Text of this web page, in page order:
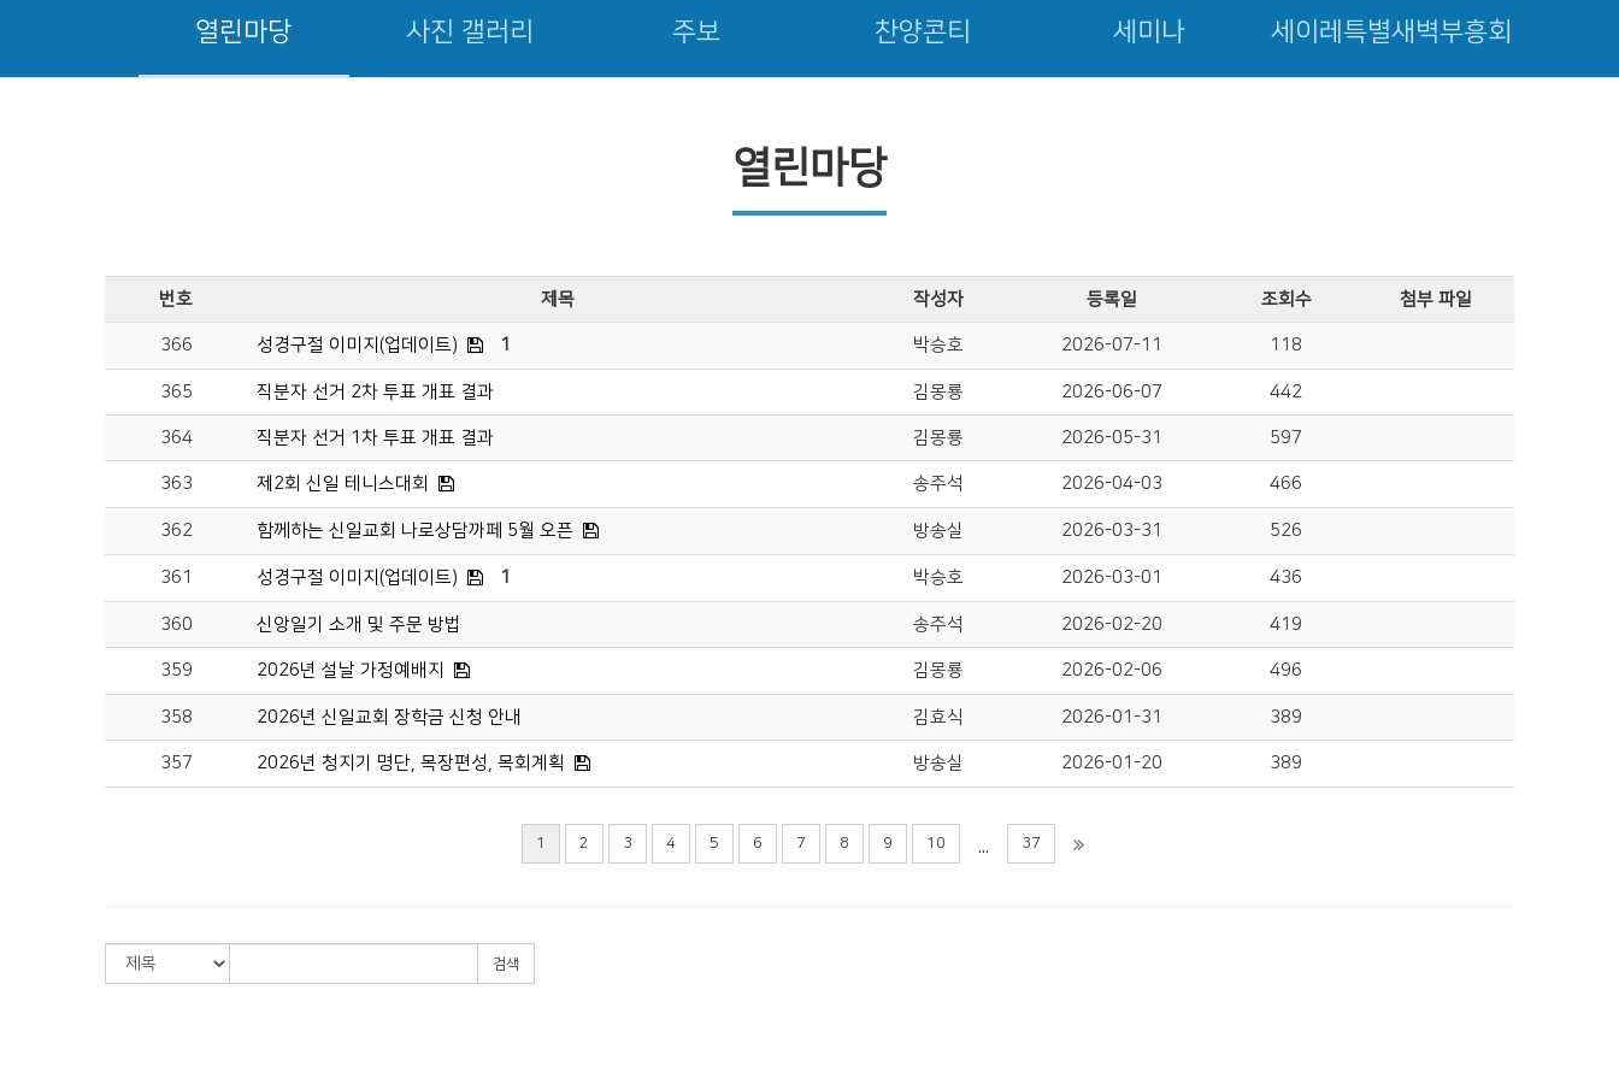
열린마당 사진 갤러리 주보 찬양콘티 세미나 세이레특별새벽부흥회
열린마당
번호 제목 작성자 등록일 조회수 첨부 파일
366 성경구절 이미지(업데이트) 1 박승호 2026-07-11 118
365 직분자 선거 2차 투표 개표 결과 김몽룡 2026-06-07 442
364 직분자 선거 1차 투표 개표 결과 김몽룡 2026-05-31 597
363 제2회 신일 테니스대회 송주석 2026-04-03 466
362 함께하는 신일교회 나로상담까페 5월 오픈 방송실 2026-03-31 526
361 성경구절 이미지(업데이트) 1 박승호 2026-03-01 436
360 신앙일기 소개 및 주문 방법 송주석 2026-02-20 419
359 2026년 설날 가정예배지 김몽룡 2026-02-06 496
358 2026년 신일교회 장학금 신청 안내 김효식 2026-01-31 389
357 2026년 청지기 명단, 목장편성, 목회계획 방송실 2026-01-20 389
1 2 3 4 5 6 7 8 9 10 ... 37
검색